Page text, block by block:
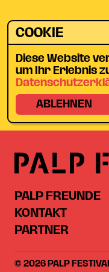
COOKIE
Diese Website
um Ihr Erlebnis
ABLEHNEN
PALP FREUNDE
KONTAKT
PARTNER
© 2026 PALP